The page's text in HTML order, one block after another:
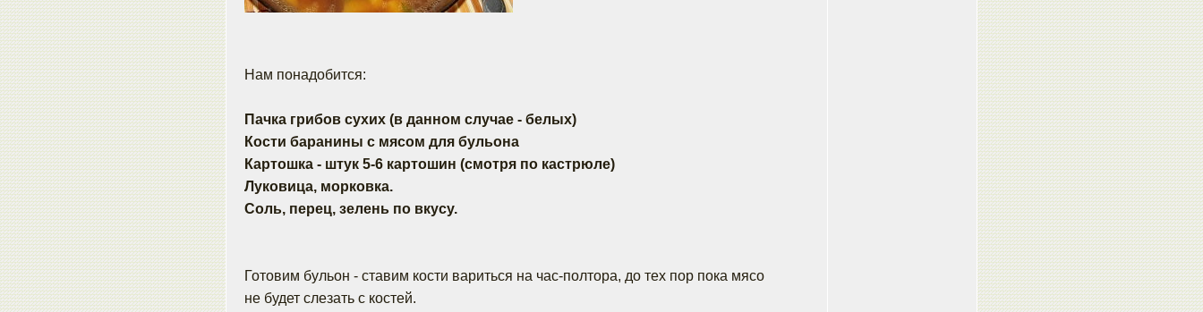
Нам понадобится:
Пачка грибов сухих (в данном случае - белых)
Кости баранины с мясом для бульона
Картошка - штук 5-6 картошин (смотря по кастрюле)
Луковица, морковка.
Соль, перец, зелень по вкусу.
Готовим бульон - ставим кости вариться на час-полтора, до тех пор пока мясо
не будет слезать с костей.